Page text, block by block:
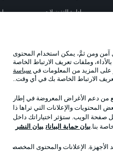
إدارة التفضيلات
تواصل معنا
آمن ومن ثمَّ، يمكن استخدام المحتوى
وملفات تعريف الارتباط الخاصة
على المزيد من المعلومات في سياسة
الارتباط الخاصة بك في أي وقت..
من دعم الأغراض المعروضة في إطار
والإعلانات التي تراها ذا
صفحة الويب. ستؤثر اختياراتك داخل
بنا.بيان حماية البيانات بيان النشر
الإعلانات والمحتوى المخصصان